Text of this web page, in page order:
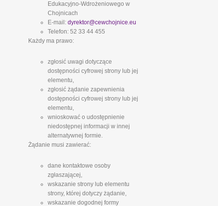
Edukacyjno-Wdrożeniowego w
Chojnicach
E-mail: dyrektor@cewchojnice.eu
Telefon: 52 33 44 455
Każdy ma prawo:
zgłosić uwagi dotyczące
dostępności cyfrowej strony lub jej
elementu,
zgłosić żądanie zapewnienia
dostępności cyfrowej strony lub jej
elementu,
wnioskować o udostępnienie
niedostępnej informacji w innej
alternatywnej formie.
Żądanie musi zawierać:
dane kontaktowe osoby
zgłaszającej,
wskazanie strony lub elementu
strony, której dotyczy żądanie,
wskazanie dogodnej formy